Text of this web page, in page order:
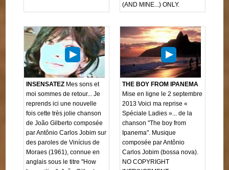
(AND MINE...) ONLY.
INSENSATEZ Mes sons et
moi sommes de retour... Je
reprends ici une nouvelle
fois cette très jolie chanson
de João Gilberto composée
par Antônio Carlos Jobim sur
des paroles de Vinícius de
Moraes (1961), connue en
anglais sous le titre "How
THE BOY FROM IPANEMA
Mise en ligne le 2 septembre
2013 Voici ma reprise «
Spéciale Ladies »... de la
chanson "The boy from
Ipanema". Musique
composée par Antônio
Carlos Jobim (bossa nova).
NO COPYRIGHT